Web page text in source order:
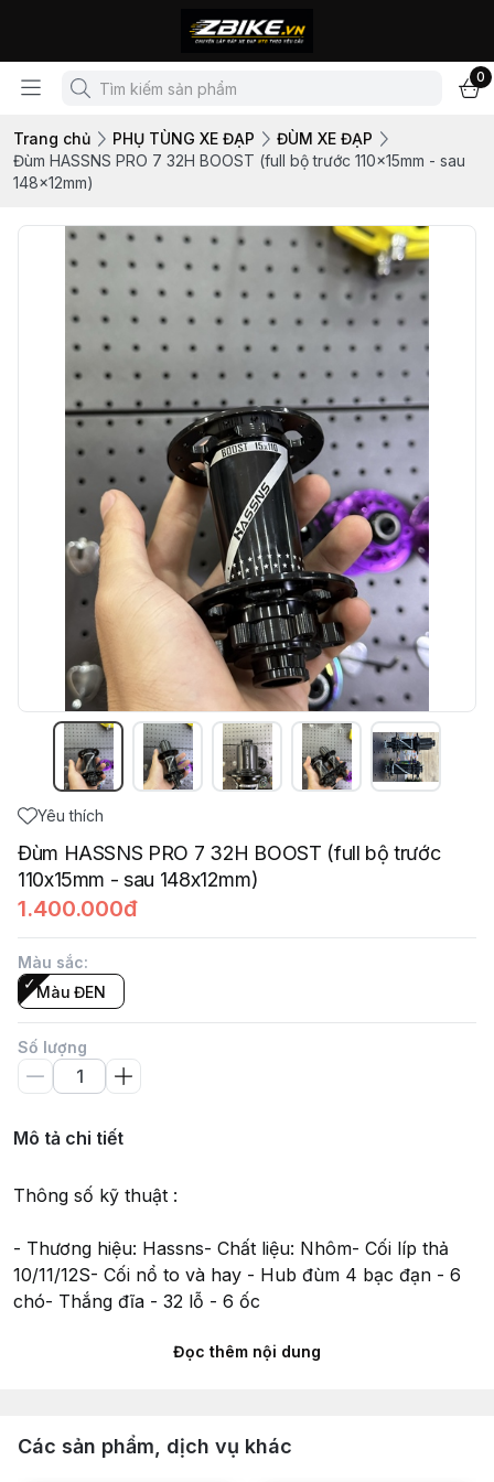
0
Trang chủ PHỤ TÙNG XE ĐẠP
ĐÙM XE ĐẠP
Đùm HASSNS PRO 7 32H BOOST (full bộ trước 110x15mm - sau
148x12mm)
Yêu thích
Đùm HASSNS PRO 7 32H BOOST (full bộ trước
110x15mm - sau 148x12mm)
1.400.000đ
Màu sắc:
Màu ĐEN
Số lượng
Mô tả chi tiết
Thông số kỹ thuật :
- Thương hiệu: Hassns- Chất liệu: Nhôm- Cối líp thả
10/11/12S- Cối nổ to và hay - Hub đùm 4 bạc đạn - 6
chó- Thắng đĩa - 32 lỗ - 6 ốc
- Trục boost trước 15x110mm - sau 12x148mm
thông dụng- Thích hợp sử dụng cho mọi loại xe đạp
thể thao, địa hình, leo núi từ nghiệp dư đến chuyên
Đọc thêm nội dung
Các sản phẩm, dịch vụ khác